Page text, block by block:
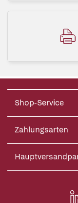
Shop-Service
Zahlungsarten